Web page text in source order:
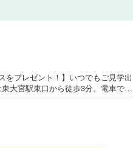
をプレゼント！】いつでもご見学出
大宮駅東口から徒歩3分。電車でも
お子様や家事で外出できない、天
ど無料のアプリですぐにご利用い
味ある物件の現地から映像をお届
や違うアングルからみたかったリ